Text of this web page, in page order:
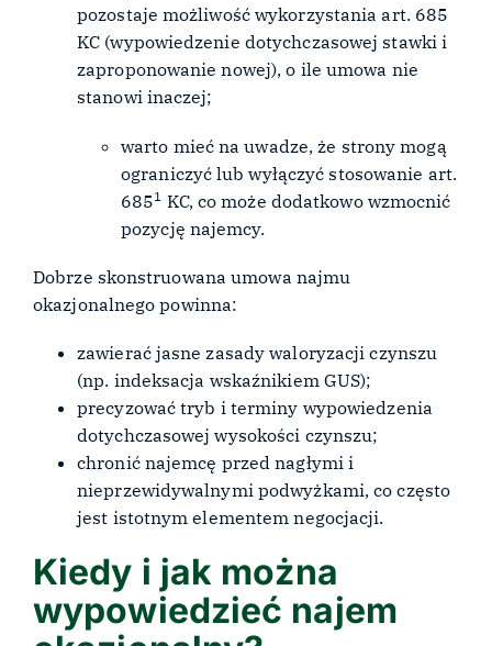
pozostaje możliwość wykorzystania art. 685
KC (wypowiedzenie dotychczasowej stawki i
zaproponowanie nowej), o ile umowa nie
stanowi inaczej;
warto mieć na uwadze, że strony mogą
ograniczyć lub wyłączyć stosowanie art.
6851 KC, co może dodatkowo wzmocnić
pozycję najemcy.
Dobrze skonstruowana umowa najmu
okazjonalnego powinna:
zawierać jasne zasady waloryzacji czynszu
(np. indeksacja wskaźnikiem GUS);
precyzować tryb i terminy wypowiedzenia
dotychczasowej wysokości czynszu;
chronić najemcę przed nagłymi i
nieprzewidywalnymi podwyżkami, co często
jest istotnym elementem negocjacji.
Kiedy i jak można
wypowiedzieć najem